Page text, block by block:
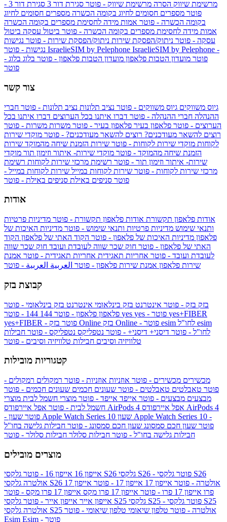
מרשימת שיווק הסרה מרשימת שיווק - פוטר סגירת דור 3
סגירת דור 3 -
פוטר מספרים חסומים לחיוג בקומה הכשרה מספרים חסומים לחיוג
בקומה הכשרה - פוטר אמות מידה לחסימת מספרים בקומה הכשרה
אמות מידה לחסימת מספרים בקומה הכשרה - פוטר ביטול עסקה ביטול
עסקה - פוטר ניתוק/הפסקת שירות ניתוק/הפסקת שירות - פוטר נגישות
IsraelieSIM by Pelephone IsraelieSIM by Pelephone -
פוטר מועדון הטבות פלאפון מועדון הטבות פלאפון - פוטר בלוג בלוג -
פוטר
צור קשר
גיוס משווקים גיוס משווקים - פוטר נציב תלונות נציב תלונות - פוטר חברי
ההנהלה חברי ההנהלה - פוטר דברו איתנו בכל הערוצים דברו איתנו בכל
הערוצים - פוטר פלאפון בעיר פלאפון בעיר - פוטר משרות משרות - פוטר
רוצים להשאר מעודכנים? רוצים להשאר מעודכנים? - פוטר מוקדי שירות
לקוחות מוקדי שירות לקוחות - פוטר שירות הזמנת שיחה מהמוקד שירות
הזמנת שיחה מהמוקד - פוטר מוקדי שירות- איתור וזימון תור מוקדי
שירות- איתור וזימון תור - פוטר רשימת מרכזי שירות לקוחות רשימת
מרכזי שירות לקוחות - פוטר שירות לקוחות במייל שירות לקוחות במייל -
פוטר סניפים באילת סניפים באילת - פוטר
אודות
אודות פלאפון תקשורת אודות פלאפון תקשורת - פוטר מדיניות פרטיות
ותנאי שימוש מדיניות פרטיות ותנאי שימוש - פוטר מדיניות האיכות של
פלאפון מדיניות האיכות של פלאפון - פוטר הקוד האתי של פלאפון הקוד
האתי של פלאפון - פוטר חוק שכר שווה לעובדת ועובד חוק שכר שווה
לעובדת ועובד - פוטר אחריות תאגידית אחריות תאגידית - פוטר אמנת
שירות פלאפון אמנת שירות פלאפון - פוטר العربية العربية - פוטר
קבוצת בזק
בזק בזק - פוטר אינטרנט בזק בינלאומי אינטרנט בזק בינלאומי - פוטר
פלאפון פלאפון - פוטר 144 yes
yes+FIBER
yes+FIBER - פוטר בזק Online
esim
לחו"ל - פוטר דיסני+ דיסני+ - פוטר נטפליקס נטפליקס - פוטר חבילות
טלוויזיה וסיבים חבילות טלוויזיה וסיבים - פוטר
קטגוריות מובילות
מכשירים מכשירים - פוטר אוזניות אוזניות - פוטר רמקולים רמקולים -
פוטר טאבלטים טאבלטים - פוטר שעונים חכמים שעונים חכמים - פוטר
מבצעים מבצעים - פוטר אייפד אייפד - פוטר מוצרי חשמל לבית מוצרי
חשמל לבית - פוטר אפל איירפודס AirPods 4 אפל איירפודס AirPods 4
- פוטר שעון Apple Watch Series 10 שעון Apple Watch Series 10 -
פוטר שעון חכם סמסונג שעון חכם סמסונג - פוטר חבילות גלישה בחו"ל
חבילות גלישה בחו"ל - פוטר חבילות סלולר חבילות סלולר - פוטר
מוצרים מובילים
אייפון 16 אייפון 16 - פוטר גלקסי S26 גלקסי S26 - פוטר גלקסי S26
אולטרה
גלקסי S26 אולטרה - פוטר אייפון 17 אייפון 17 - פוטר
אייפון 17
פרו אייפון 17 פרו - פוטר אייפון 17 פרו מקס
אייפון 17 פרו מקס - פוטר
אייפון אייר אייפון אייר - פוטר גלקסי S25 גלקסי S25 - פוטר גלקסי S25
אולטרה
גלקסי S25 אולטרה - פוטר טלפון שיאומי טלפון שיאומי - פוטר
Esim
Esim - פוטר